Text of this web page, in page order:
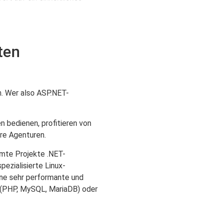
also ASP.NET-
bedienen, profitieren von
Agenturen.
Projekte .NET-
Linux-
sehr performante und
MySQL, MariaDB) oder